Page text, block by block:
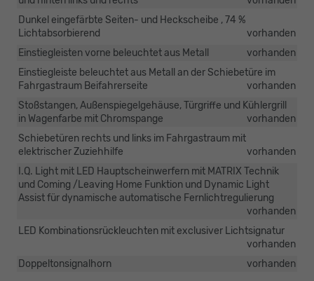
Dunkel eingefärbte Seiten- und Heckscheibe , 74 %
Lichtabsorbierend
vorhanden
Einstiegleisten vorne beleuchtet aus Metall
vorhanden
Einstiegleiste beleuchtet aus Metall an der Schiebetüre im
Fahrgastraum Beifahrerseite
vorhanden
Stoßstangen, Außenspiegelgehäuse, Türgriffe und Kühlergrill
in Wagenfarbe mit Chromspange
vorhanden
Schiebetüren rechts und links im Fahrgastraum mit
elektrischer Zuziehhilfe
vorhanden
I.Q. Light mit LED Hauptscheinwerfern mit MATRIX Technik
und Coming /Leaving Home Funktion und Dynamic Light
Assist für dynamische automatische Fernlichtregulierung
vorhanden
LED Kombinationsrückleuchten mit exclusiver Lichtsignatur
vorhanden
Doppeltonsignalhorn
vorhanden